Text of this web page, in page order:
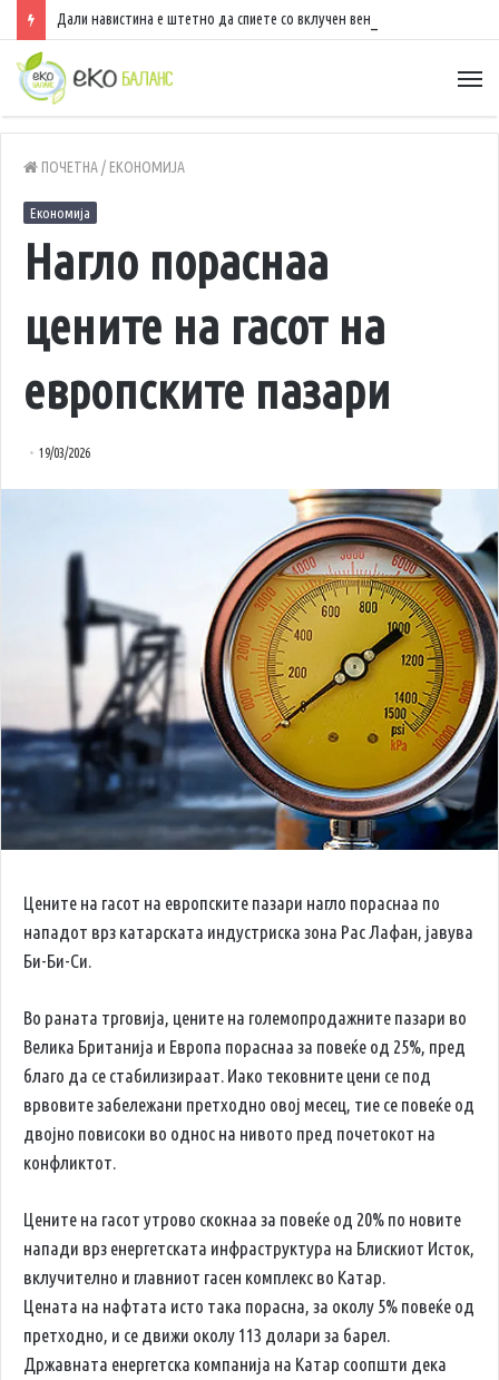
Дали навистина е штетно да спиете со вклучен вентилатор?
ПОЧЕТНА/ ЕКОНОМИЈА
Економија
Нагло пораснаа
цените на гасот на
европските пазари
19/03/2026
Цените на гасот на европските пазари нагло пораснаа по
нападот врз катарската индустриска зона Рас Лафан, јавува
Би-Би-Си.
Во раната трговија, цените на големопродажните пазари во
Велика Британија и Европа пораснаа за повеќе од 25%, пред
благо да се стабилизираат. Иако тековните цени се под
врвовите забележани претходно овој месец, тие се повеќе од
двојно повисоки во однос на нивото пред почетокот на
конфликтот.
Цените на гасот утрово скокнаа за повеќе од 20% по новите
напади врз енергетската инфраструктура на Блискиот Исток,
вклучително и главниот гасен комплекс во Катар.
Цената на нафтата исто така порасна, за околу 5% повеќе од
претходно, и се движи околу 113 долари за барел.
Државната енергетска компанија на Катар соопшти дека